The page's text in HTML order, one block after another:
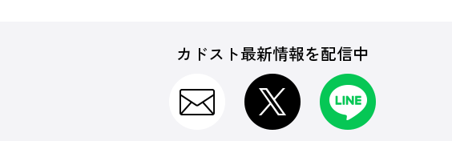
カドスト最新情報を配信中